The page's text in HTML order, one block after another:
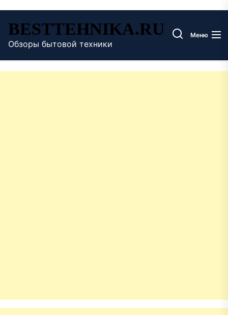
содержимому
BESTTEHNIKA.RU
Обзоры бытовой техники
Меню